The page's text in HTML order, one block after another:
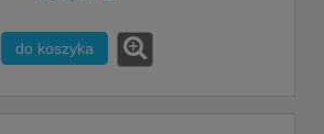
do koszyka